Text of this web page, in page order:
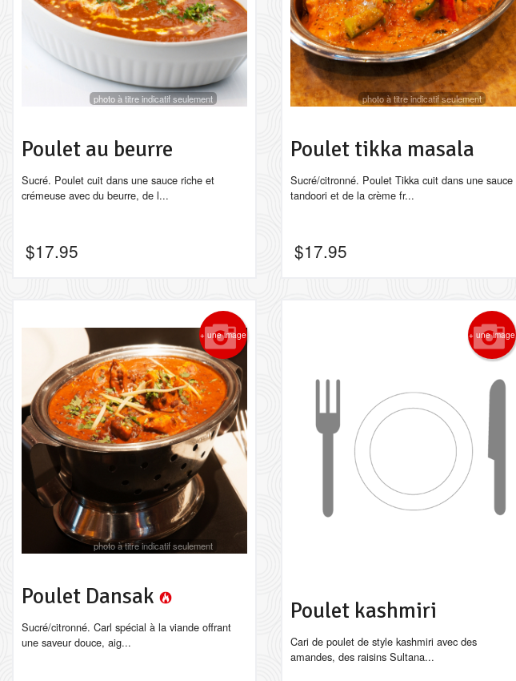
photo à titre indicatif seulement
Poulet au beurre
Sucré. Poulet cuit dans une sauce riche et
crémeuse avec du beurre, de l...
$17.95
photo à titre indicatif seulement
Poulet tikka masala
Sucré/citronné. Poulet Tikka cuit dans une sauce
tandoori et de la crème fr...
$17.95
+ une image
photo à titre indicatif seulement
Poulet Dansak
Sucré/citronné. Carl spécial à la viande offrant
une saveur douce, aig...
+ une image
Poulet kashmiri
Cari de poulet de style kashmiri avec des
amandes, des raisins Sultana...